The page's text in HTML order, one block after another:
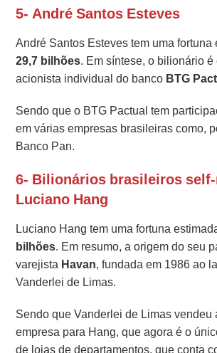
5- André Santos Esteves
André Santos Esteves tem uma fortuna
29,7 bilhões. Em síntese, o bilionário
acionista individual do banco BTG
Sendo que o BTG Pactual tem
em várias empresas brasileiras como,
Banco Pan.
6- Bilionários brasileiros
Luciano Hang
Luciano Hang tem uma fortuna
bilhões. Em resumo, a origem do seu
varejista Havan, fundada em 1986 ao
Vanderlei de Limas.
Sendo que Vanderlei de Limas vendeu
empresa para Hang, que agora é o
de lojas de departamentos, que conta